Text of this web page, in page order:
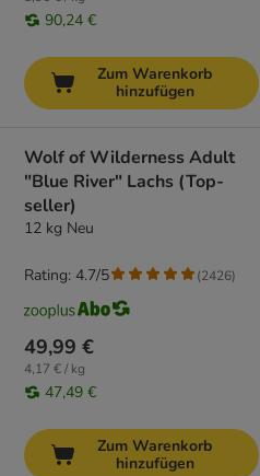
90,24 €
Zum Warenkorb
hinzufügen
Wolf of Wilderness Adult
"Blue River" Lachs (Top-
seller)
12 kg Neu
49,99 €
4,17 € / kg
47,49 €
Rating: 4.7/5 (2426)
Zum Warenkorb
hinzufügen